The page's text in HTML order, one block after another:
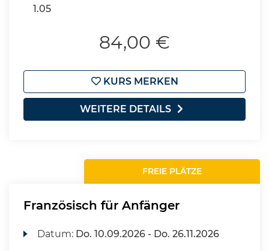
1.05
84,00 €
KURS MERKEN
WEITERE DETAILS
FREIE PLÄTZE
Französisch für Anfänger
Datum: Do. 10.09.2026 - Do. 26.11.2026